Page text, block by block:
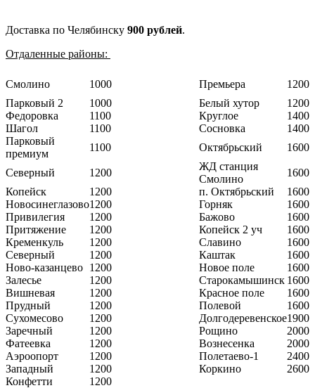
Доставка по Челябинску 900 рублей.
Отдаленные районы:
Смолино 1000 Премьера
1200
Парковый 2
1000 Белый хутор
1200
Федоровка
1100 Круглое
1400
Шагол
1100 Сосновка
1400
Парковый
премиум
1100 Октябрьский 1600
Северный 1200
ЖД станция
Смолино
1600
Копейск
1200 п. Октябрьский
1600
Новосинеглазово1200 Горняк
1600
Привилегия
1200 Бажово
1600
Притяжение
1200 Копейск 2 уч
1600
Кременкуль
1200 Славино
1600
Северный
1200 Каштак
1600
Ново-казанцево 1200 Новое поле
1600
Залесье
1200 Старокамышинск 1600
Вишневая
1200 Красное поле
1600
Прудный
1200 Полевой
1600
Сухомесово
1200 Долгодеревенское1900
Заречный
1200 Рощино
2000
Фатеевка
1200 Вознесенка
2000
Аэроопорт
1200 Полетаево-1
2400
Западный
1200 Коркино
2600
Конфетти
1200